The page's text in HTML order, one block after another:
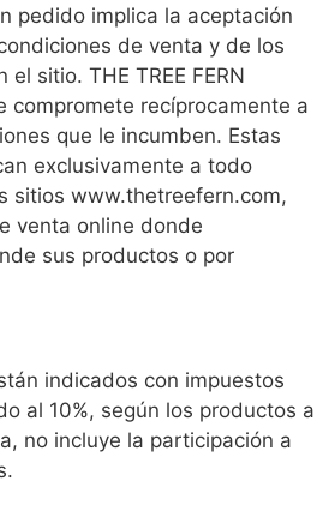
pedido implica la aceptación
de venta y de los
sitio. THE TREE FERN
compromete recíprocamente a
que le incumben. Estas
exclusivamente a todo
sitios www.thetreefern.com,
venta online donde
sus productos o por
indicados con impuestos
al 10%, según los productos a
no incluye la participación a